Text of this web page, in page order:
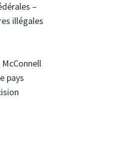
–
illégales
pays